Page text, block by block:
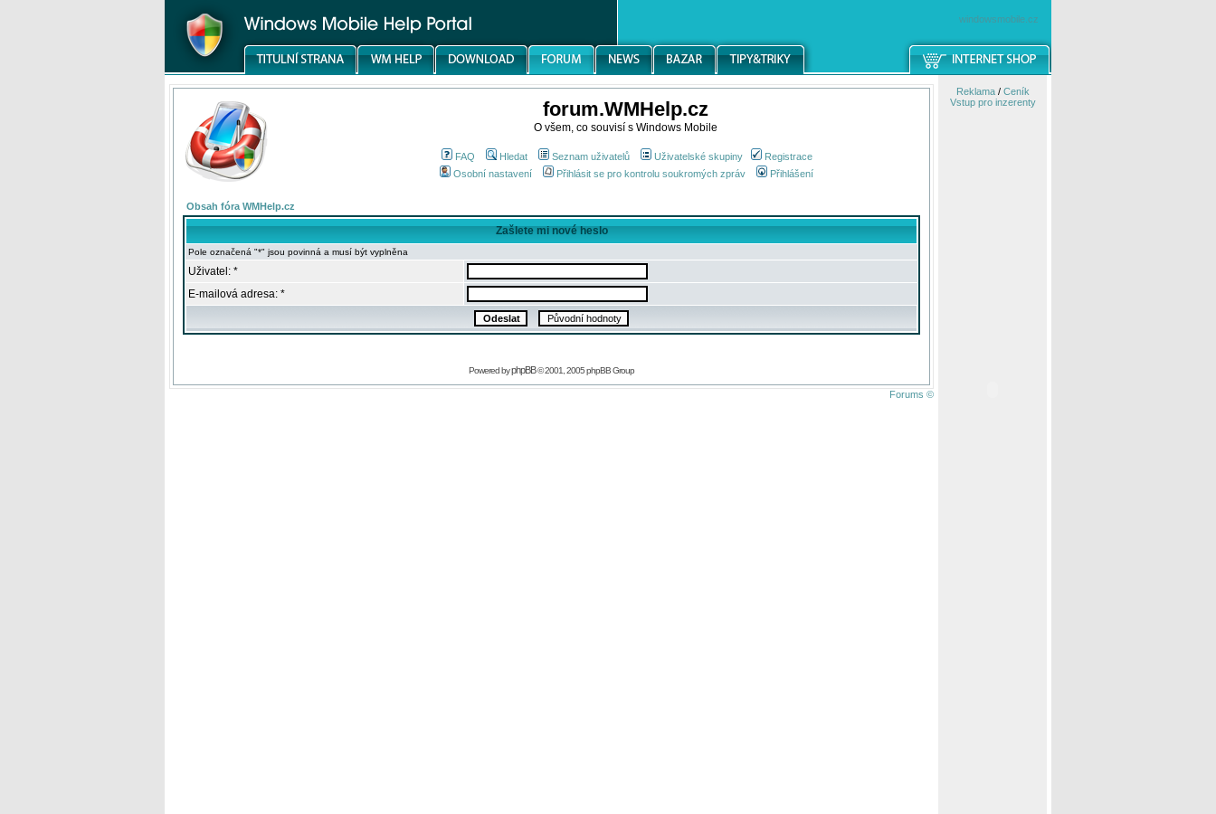
windowsmobile.cz
forum.WMHelp.cz
O všem, co souvisí s Windows Mobile
FAQ Hledat Seznam uživatelů Uživatelské skupiny
Registrace
Osobní nastavení
Přihlásit se pro kontrolu soukromých zpráv Přihlášení
Obsah fóra WMHelp.cz
Zašlete mi nové heslo
Pole označená "*" jsou povinná a musí být vyplněna
Uživatel: *
E-mailová adresa: *
Powered byphpBB© 2001, 2005 phpBB Group
Forums ©
Reklama/ Ceník
Vstup pro inzerenty